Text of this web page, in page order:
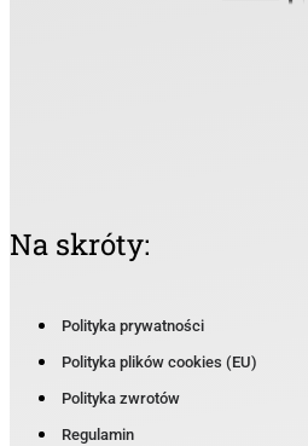
Na skróty:
Polityka prywatności
Polityka plików cookies (EU)
Polityka zwrotów
Regulamin